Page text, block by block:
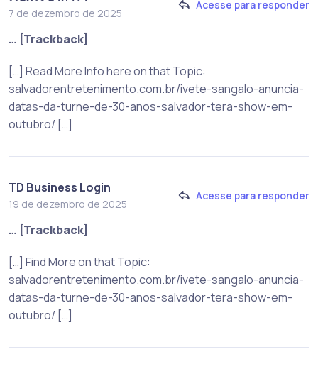
7 de dezembro de 2025
Acesse para responder
… [Trackback]
[…] Read More Info here on that Topic:
salvadorentretenimento.com.br/ivete-sangalo-anuncia-
datas-da-turne-de-30-anos-salvador-tera-show-em-
outubro/ […]
TD Business Login
19 de dezembro de 2025
Acesse para responder
… [Trackback]
[…] Find More on that Topic:
salvadorentretenimento.com.br/ivete-sangalo-anuncia-
datas-da-turne-de-30-anos-salvador-tera-show-em-
outubro/ […]